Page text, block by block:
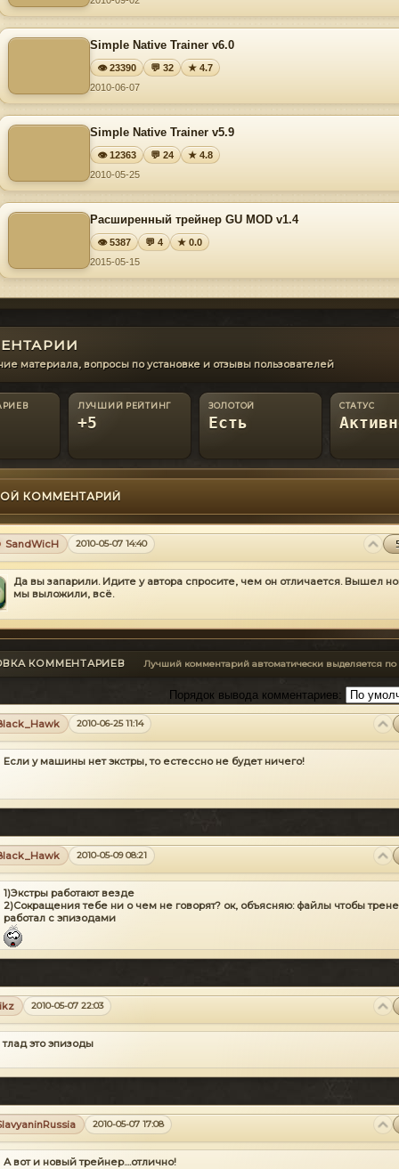
Simple Native Trainer v6.0
👁 23390 💬 32
★ 4.7
2010-06-07
Simple Native Trainer v5.9
👁 12363 💬 24
★ 4.8
2010-05-25
Расширенный трейнер GU MOD v1.4
👁 5387 💬 4
★ 0.0
2015-05-15
материала, вопросы по установке и отзывы пользователей
ЛУЧШИЙ РЕЙТИНГ
+5
ЗОЛОТОЙ
Есть
СТАТУС
КОММЕНТАРИЙ
SandWicH 2010-05-07 14:40
Да вы запарили. Идите у автора спросите, чем он отличается. Вышел
мы выложили, всё.
КОММЕНТАРИЕВ Лучший комментарий автоматически выделяется по
Порядок вывода комментариев:
2010-06-25 11:14
Если у машины нет экстры, то естессно не будет ничего!
2010-05-09 08:21
1)Экстры работают везде
2)Сокращения тебе ни о чем не говорят? ок, объясняю: файлы чтобы
работал с эпизодами
2010-05-07 22:03
тлад это эпизоды
2010-05-07 17:08
А вот и новый трейнер....отлично!